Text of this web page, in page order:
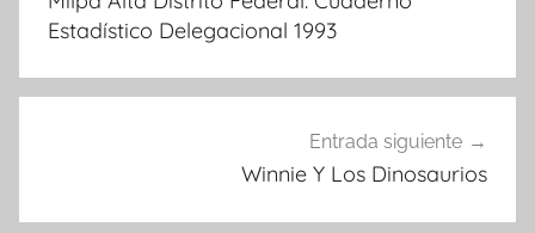
entradas
Estadístico Delegacional 1993
Entrada siguiente
Winnie Y Los Dinosaurios